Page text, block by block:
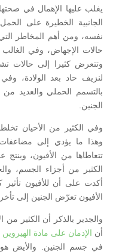
يغلب عليها الإهمال في
الجانبية الخطيرة على
نفسه، ومن أهم المخاطر
حالات الإجهاض، وفي الغالب
وتتعرض كثيرا إلى حالات
لنزيف حاد بعد الولادة،
بالتسمم الحملي والعديد من
الجنين.
وفي الكثير من الأحيان
وهذا ما يؤدي إلى
تتعاطاها من الأفيون،
الكثير من أجزاء الجسم،
أكدت على أن للأفيون
الأفيون تعرّض الجنين إلى
والجدير بالذكر أن الكثير
أن الإدمان على مادة
في جسم الجنين. والأيض هو